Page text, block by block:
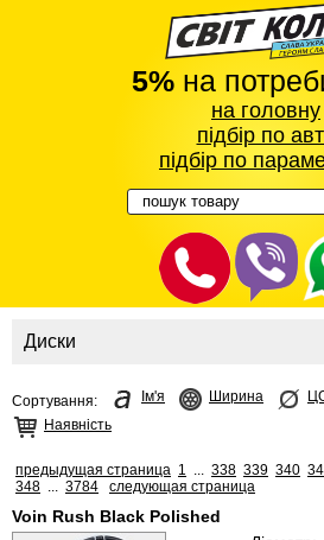
5%на
на головну
підбір по
підбір по
Диски
Сортування: Ім'я Ширина
Наявність
предыдущая страница 1 338 339 340
348
3784 следующая страница
Voin Rush Black Polished